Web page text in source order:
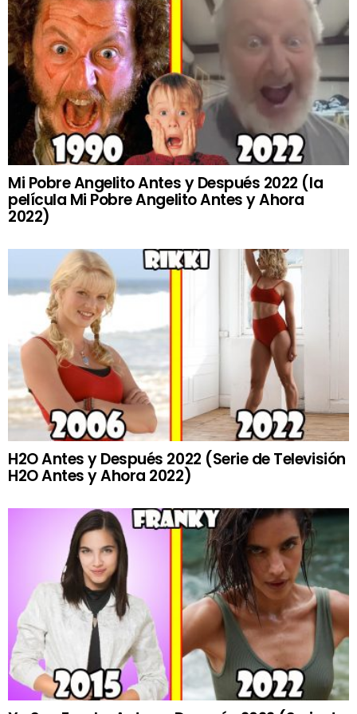
Mi Pobre Angelito Antes y Después 2022 (la
película Mi Pobre Angelito Antes y Ahora
2022)
H2O Antes y Después 2022 (Serie de Televisión
H2O Antes y Ahora 2022)